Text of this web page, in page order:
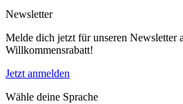
Newsletter
Melde dich jetzt für unseren Newsletter
Willkommensrabatt!
Jetzt anmelden
Wähle deine Sprache